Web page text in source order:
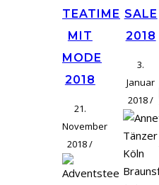
TEATIME
MIT
MODE
2018
21.
November
2018/
SALE
2018
3.
Januar
2018/